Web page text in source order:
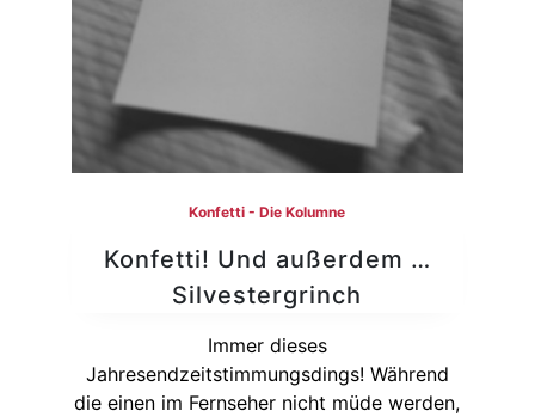
Konfetti - Die Kolumne
Konfetti! Und außerdem …
Silvestergrinch
Immer dieses
Jahresendzeitstimmungsdings! Während
die einen im Fernseher nicht müde werden,